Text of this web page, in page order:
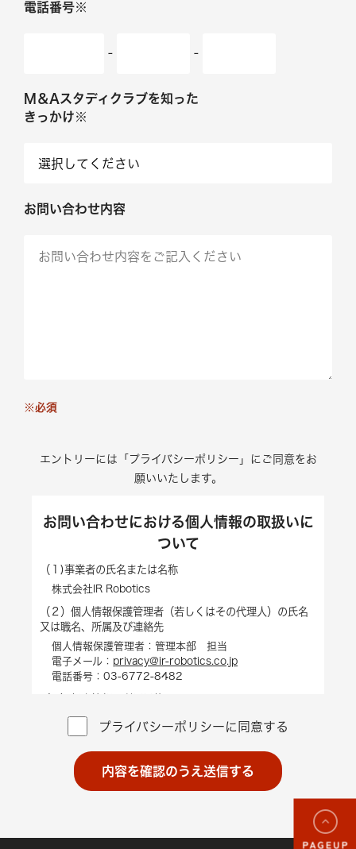
電話番号※
- -
M＆Aスタディクラブを知った
きっかけ※
お問い合わせ内容
※必須
エントリーには「プライバシーポリシー」にご同意をお
願いいたします。
お問い合わせにおける個人情報の取扱いに
ついて
（１)事業者の氏名または名称
株式会社IR Robotics
（２）個人情報保護管理者（若しくはその代理人）の氏名
又は職名、所属及び連絡先
個人情報保護管理者：管理本部 担当
電子メール： privacy@ir-robotics.co.jp
電話番号：03-6772-8482
当社は、収集した個人情報について、以下の目的のため
に利用いたします。
資料請求に対する発送のため
サービス・イベントの案内のため
提供することがあります。
プライバシーポリシーに同意する
内容を確認のうえ送信する